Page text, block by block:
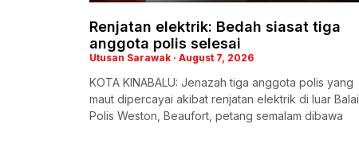
Renjatan elektrik: Bedah siasat tiga
anggota polis selesai
Utusan Sarawak August 7, 2026
KOTA KINABALU: Jenazah tiga anggota polis yang
maut dipercayai akibat renjatan elektrik di luar Balai
Polis Weston, Beaufort, petang semalam dibawa